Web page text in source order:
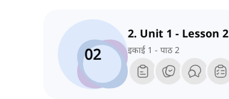
02
2. Unit 1 - Lesson 2
इकाई 1 - पाठ 2